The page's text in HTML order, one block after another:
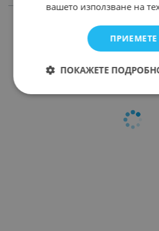
ПРОДУКТИ С ПОДОБНИ
вашето използване на
ПОКАЖЕТЕ